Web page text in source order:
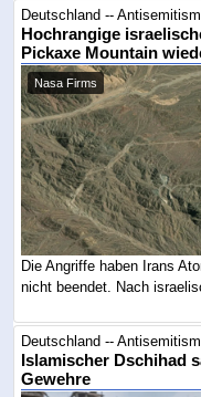
Deutschland --
Hochrangige
Pickaxe Mountain
Nasa Firms
Die Angriffe haben Irans
nicht beendet. Nach
Deutschland --
Islamischer Dschihad
Gewehre